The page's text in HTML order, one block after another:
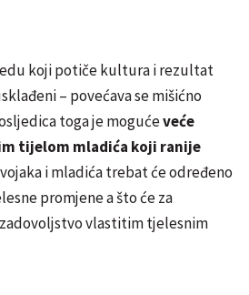
koji potiče kultura i rezultat
– povećava se mišićno
toga je mogućeveće
tijelom mladića koji ranije
i mladića trebat će određeno
promjene a što će za
vlastitim tjelesnim